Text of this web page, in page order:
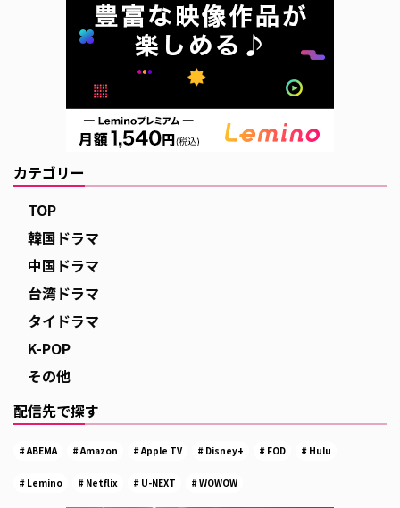
カテゴリー
TOP
韓国ドラマ
中国ドラマ
台湾ドラマ
タイドラマ
K-POP
その他
配信先で探す
ABEMA Amazon Apple TV Disney+ FOD Hulu
Lemino Netflix U-NEXT WOWOW